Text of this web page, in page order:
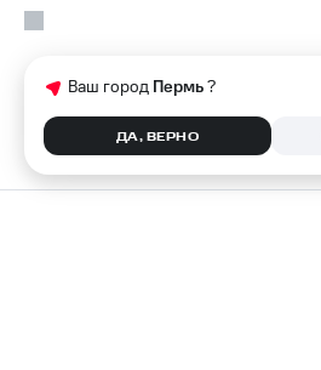
Ваш город Пермь?
ДА, ВЕРНО